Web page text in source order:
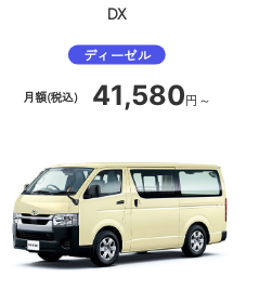
DX
ディーゼル
月額(税込) 41,580円～